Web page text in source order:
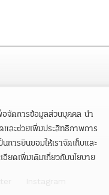
อจัดการข้อมูลส่วนบุคคล นำ
และช่วยเพิ่มประสิทธิภาพการ
นการยินยอมให้เราจัดเก็บและ
ยดเพิ่มเติมเกี่ยวกับนโยบาย